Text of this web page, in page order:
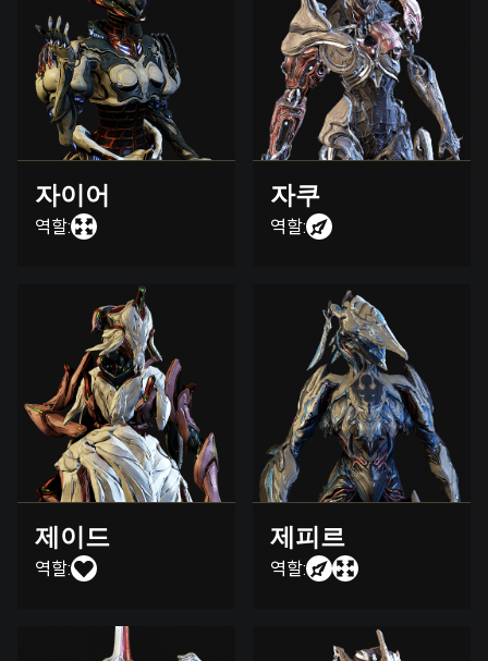
자이어
역할:
자쿠
역할:
제이드
역할:
제피르
역할: